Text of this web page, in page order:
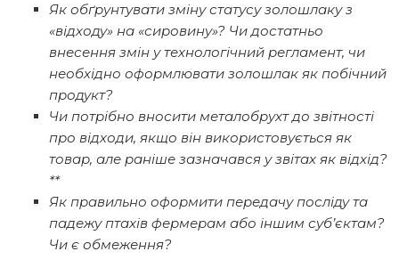
Як обґрунтувати зміну статусу золошлаку з
«відходу» на «сировину»? Чи достатньо
внесення змін у технологічний регламент, чи
необхідно оформлювати золошлак як побічний
продукт?
Чи потрібно вносити металобрухт до звітності
про відходи, якщо він використовується як
товар, але раніше зазначався у звітах як відхід?
**
Як правильно оформити передачу посліду та
падежу птахів фермерам або іншим суб’єктам?
Чи є обмеження?